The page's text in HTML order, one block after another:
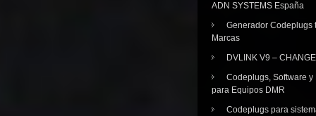
ADN SYSTEMS España
Generador Codeplugs
Marcas
DVLINK V9 –
Codeplugs, Software y
para Equipos DMR
Codeplugs para